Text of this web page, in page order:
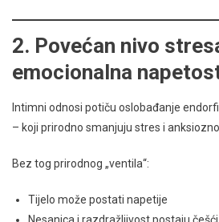
2. Povećan nivo
emocionalna
Intimni odnosi potiču oslobađanje
– koji prirodno smanjuju stres i
Bez tog prirodnog „ventila“:
Tijelo može postati napetije
Nesanica i razdražljivost postaju češći